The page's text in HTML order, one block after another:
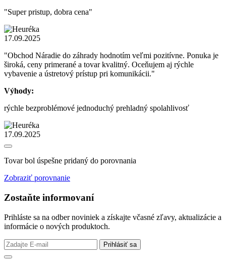
"Super pristup, dobra cena"
17.09.2025
"Obchod Náradie do záhrady hodnotím veľmi pozitívne. Ponuka je
široká, ceny primerané a tovar kvalitný. Oceňujem aj rýchle
vybavenie a ústretový prístup pri komunikácii."
Výhody:
rýchle bezproblémové jednoduchý prehladný spolahlivosť
17.09.2025
Tovar bol úspešne pridaný do porovnania
Zobraziť porovnanie
Zostaňte informovaní
Prihláste sa na odber noviniek a získajte včasné zľavy, aktualizácie a
informácie o nových produktoch.
Prihlásiť sa